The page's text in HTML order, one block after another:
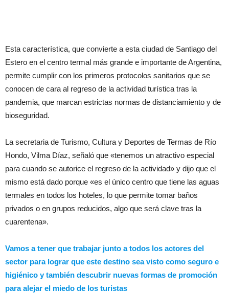
Esta característica, que convierte a esta ciudad de Santiago del
Estero en el centro termal más grande e importante de Argentina,
permite cumplir con los primeros protocolos sanitarios que se
conocen de cara al regreso de la actividad turística tras la
pandemia, que marcan estrictas normas de distanciamiento y de
bioseguridad.
La secretaria de Turismo, Cultura y Deportes de Termas de Río
Hondo, Vilma Díaz, señaló que «tenemos un atractivo especial
para cuando se autorice el regreso de la actividad» y dijo que el
mismo está dado porque «es el único centro que tiene las aguas
termales en todos los hoteles, lo que permite tomar baños
privados o en grupos reducidos, algo que será clave tras la
cuarentena».
Vamos a tener que trabajar junto a todos los actores del
sector para lograr que este destino sea visto como seguro e
higiénico y también descubrir nuevas formas de promoción
para alejar el miedo de los turistas